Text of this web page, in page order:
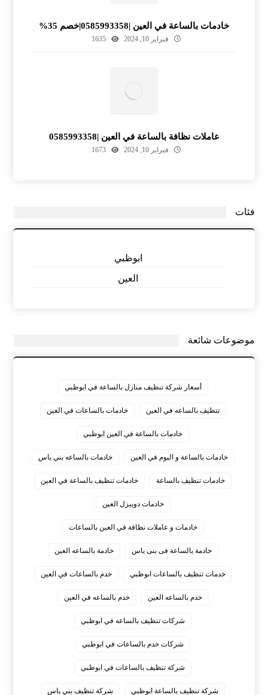
خادمات بالساعة في العين |0585993358|خصم 35%
فبراير 10, 2024 1635
عاملات نظافة بالساعة في العين |0585993358
فبراير 10, 2024 1673
فئات
ابوظبي
العين
موضوعات شائعة
أسعار شركة تنظيف منازل بالساعة في ابوظبي
تنظيف بالساعه في العين خادمات بالساعات في العين
خادمات بالساعة في العين ابوظبي
خادمات بالساعة و اليوم في العين خادمات بالساعه بني ياس
خادمات تنظيف بالساعة خادمات تنظيف بالساعة في العين
خادمات دوبيزل العين
خادمات و عاملات نظافة في العين بالساعات
خادمة بالساعة فى بنى ياس خادمة بالساعه العين
خدمات تنظيف بالساعات ابوظبي خدم بالساعات في العين
خدم بالساعه العين خدم بالساعه في العين
شركات تنظيف بالساعه في ابوظبي
شركات خدم بالساعات في ابوظبي
شركة تنظيف بالساعات في ابوظبي
شركة تنظيف بالساعة ابوظبي شركة تنظيف بني ياس